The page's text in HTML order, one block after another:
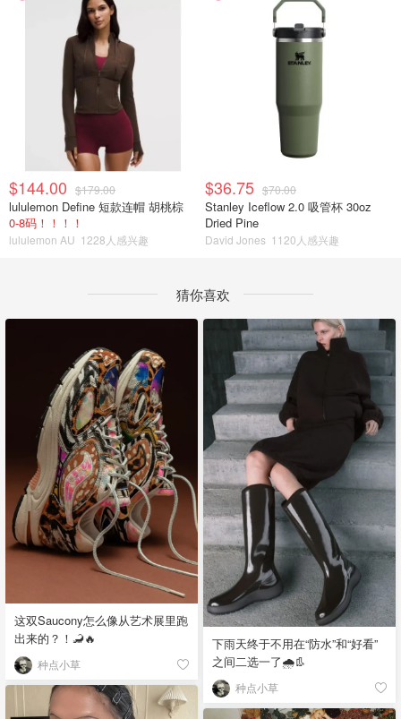
$144.00 $179.00
lululemon Define 短款连帽 胡桃棕
0-8码！！！！
lululemon AU 1228人感兴趣
$36.75 $70.00
Stanley Iceflow 2.0 吸管杯 30oz
Dried Pine
David Jones 1120人感兴趣
猜你喜欢
这双Saucony怎么像从艺术展里跑
出来的？！🦂🔥
种点小草
下雨天终于不用在“防水”和“好看”
之间二选一了🌧️👢
种点小草